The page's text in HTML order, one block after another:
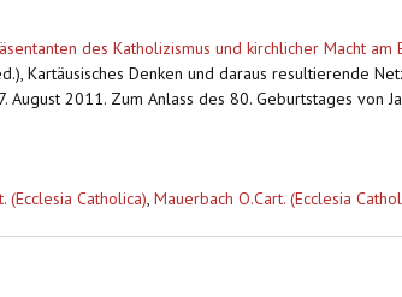
des Katholizismus und kirchlicher Macht
Kartäusisches Denken und daraus resultierende
August 2011. Zum Anlass des 80. Geburtstages von
(Ecclesia Catholica), Mauerbach O.Cart. (Ecclesia